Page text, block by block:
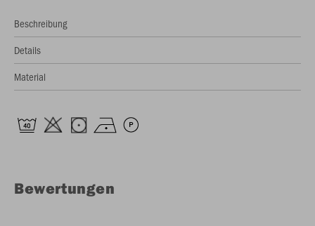
Beschreibung
Details
Material
Bewertungen